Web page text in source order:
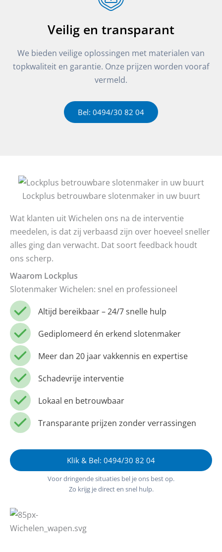
Veilig en transparant
We bieden veilige oplossingen met materialen van
topkwaliteit en garantie. Onze prijzen worden vooraf
vermeld.
Bel: 0494/30 82 04
Lockplus betrouwbare slotenmaker in uw buurt
Wat klanten uit Wichelen ons na de interventie
meedelen, is dat zij verbaasd zijn over hoeveel sneller
alles ging dan verwacht. Dat soort feedback houdt
ons scherp.
Waarom Lockplus
Slotenmaker Wichelen: snel en professioneel
Altijd bereikbaar – 24/7 snelle hulp
Gediplomeerd én erkend slotenmaker
Meer dan 20 jaar vakkennis en expertise
Schadevrije interventie
Lokaal en betrouwbaar
Transparante prijzen zonder verrassingen
Klik & Bel: 0494/30 82 04
Voor dringende situaties bel je ons best op.
Zo krijg je direct en snel hulp.